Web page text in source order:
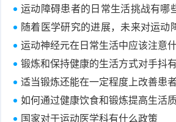
运动障碍患者的日常生活挑战有哪
持如何帮助他们应对这些挑战？
随着医学研究的进展，未来对运动
有哪些新的突破？
运动神经元在日常生活中应该注意什
锻炼和保持健康的生活方式对手抖有
适当锻炼还能在一定程度上改善患
如何通过健康饮食和锻炼提高生活质
国家对于运动医学科有什么政策